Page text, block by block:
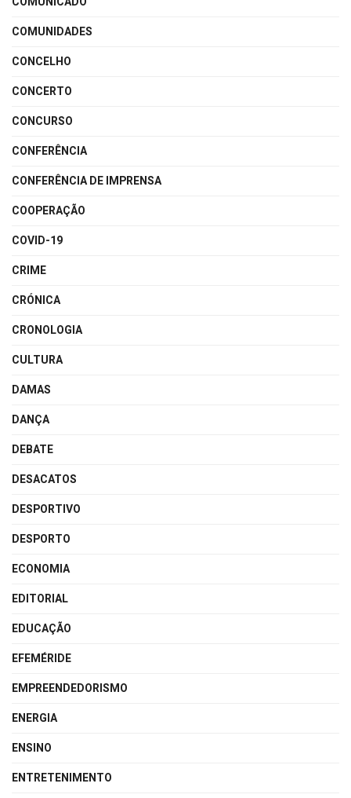
COMUNIDADES
CONCELHO
CONCERTO
CONCURSO
CONFERÊNCIA
CONFERÊNCIA DE IMPRENSA
COOPERAÇÃO
COVID-19
CRIME
CRÓNICA
CRONOLOGIA
CULTURA
DAMAS
DANÇA
DEBATE
DESACATOS
DESPORTIVO
DESPORTO
ECONOMIA
EDITORIAL
EDUCAÇÃO
EFEMÉRIDE
EMPREENDEDORISMO
ENERGIA
ENSINO
ENTRETENIMENTO